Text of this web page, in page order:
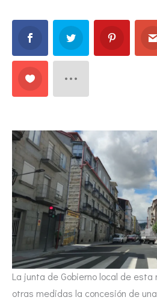
La junta de Gobierno local de
otras medidas la concesión de